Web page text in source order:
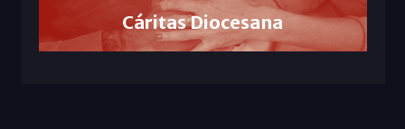
Cáritas Diocesana